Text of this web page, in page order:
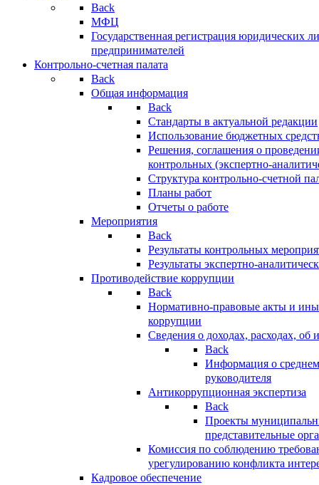
Back
МФЦ
Государственная регистрация юридических
предпринимателей
Контрольно-счетная палата
Back
Общая информация
Back
Стандарты в актуальной редакции
Использование бюджетных
Решения, соглашения о
контрольных (экспертно-
Структура контрольно-счетной
Планы работ
Отчеты о работе
Мероприятия
Back
Результаты контрольных
Результаты экспертно-
Противодействие коррупции
Back
Нормативно-правовые акты и
коррупции
Сведения о доходах, расходах, об
Back
Информация о
руководителя
Антикоррупционная экспертиза
Back
Проекты
представительные
Комиссия по соблюдению
урегулированию конфликта
Кадровое обеспечение